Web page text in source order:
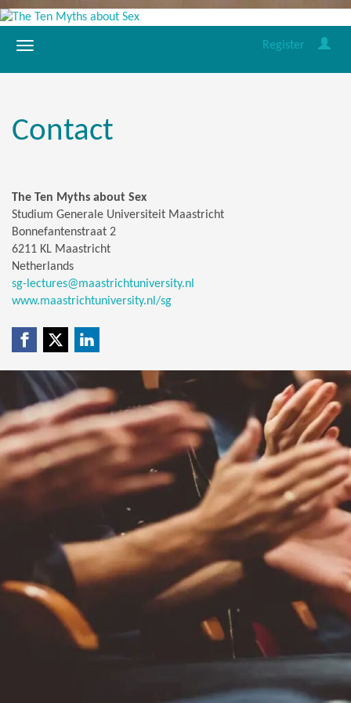
Register
Contact
The Ten Myths about Sex
Studium Generale Universiteit Maastricht
Bonnefantenstraat 2
6211 KL Maastricht
Netherlands
sg-lectures@maastrichtuniversity.nl
www.maastrichtuniversity.nl/sg